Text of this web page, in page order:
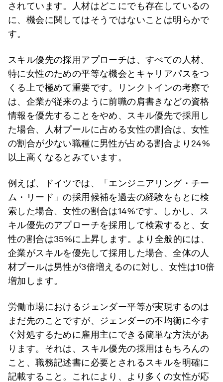
されています。人材はどこにでも存在しているの
に、機会に関してはそうではないことは明らかで
す。
スキル優先の採用アプローチは、すべての人材、
特に女性のための平等な機会とキャリアパスをつ
くる上で極めて重要です。リンクトインの考察で
は、企業が従来のように前職の肩書きなどの資格
情報を優先することをやめ、スキル優先で採用し
た場合、人材プールに占める女性の割合は、女性
の割合が少ない職種に男性が占める割合より24%
以上高くなるとみています。
例えば、ドイツでは、「エンジニアリング・チー
ム・リード」の採用候補を過去の経験をもとに検
索した場合、女性の割合は14%です。しかし、ス
キル優先のアプローチを採用して検索すると、女
性の割合は35%に上昇します。より全般的には、
企業がスキルを優先して採用した場合、全体の人
材プールは男性が3倍増えるのに対し、女性は10倍
増加します。
労働市場におけるジェンダー平等が実現するのは
まだ先のことですが、ジェンダーの不均衡に今す
ぐ対処するために雇用主にできる簡単な方法があ
ります。それは、スキル優先の採用はもちろんの
こと、職務記述書に必要とされるスキルを明確に
記載すること。これにより、より多くの女性が応